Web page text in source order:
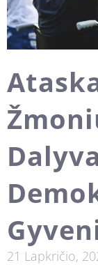
21 Lapkričio,